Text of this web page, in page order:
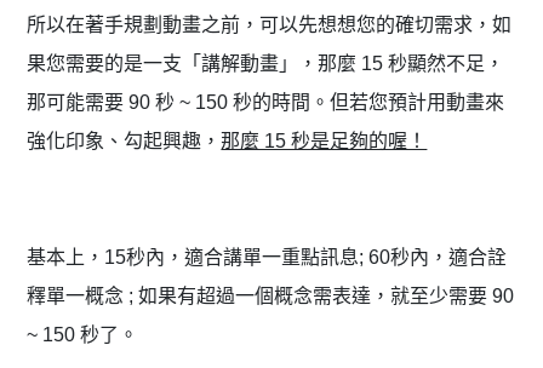
所以在著手規劃動畫之前，可以先想想您的確切需求，如
果您需要的是一支「講解動畫」，那麼 15 秒顯然不足，
那可能需要 90 秒 ~ 150 秒的時間。但若您預計用動畫來
強化印象、勾起興趣， 那麼 15 秒是足夠的喔！
基本上，15秒內，適合講單一重點訊息; 60秒內，適合詮
釋單一概念 ; 如果有超過一個概念需表達，就至少需要 90
~ 150 秒了。